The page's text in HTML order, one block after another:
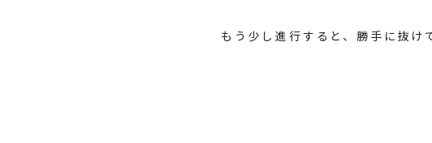
もう少し進行すると、勝手に抜け